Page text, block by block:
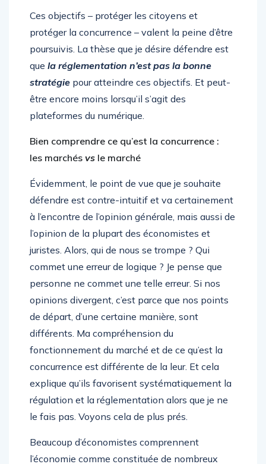
Ces objectifs – protéger les citoyens et
protéger la concurrence – valent la peine d’être
poursuivis. La thèse que je désire défendre est
que la réglementation n’est pas la bonne
stratégie pour atteindre ces objectifs. Et peut-
être encore moins lorsqu’il s’agit des
plateformes du numérique.
Bien comprendre ce qu’est la concurrence :
les marchés vs le marché
Évidemment, le point de vue que je souhaite
défendre est contre-intuitif et va certainement
à l’encontre de l’opinion générale, mais aussi de
l’opinion de la plupart des économistes et
juristes. Alors, qui de nous se trompe ? Qui
commet une erreur de logique ? Je pense que
personne ne commet une telle erreur. Si nos
opinions divergent, c’est parce que nos points
de départ, d’une certaine manière, sont
différents. Ma compréhension du
fonctionnement du marché et de ce qu’est la
concurrence est différente de la leur. Et cela
explique qu’ils favorisent systématiquement la
régulation et la réglementation alors que je ne
le fais pas. Voyons cela de plus prés.
Beaucoup d’économistes comprennent
l’économie comme constituée de nombreux